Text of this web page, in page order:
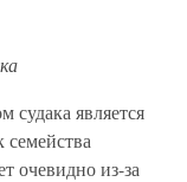
судака является
очевидно из-за